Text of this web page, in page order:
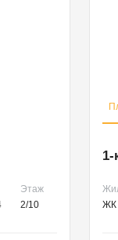
Этаж
2/10
1-
ЖК